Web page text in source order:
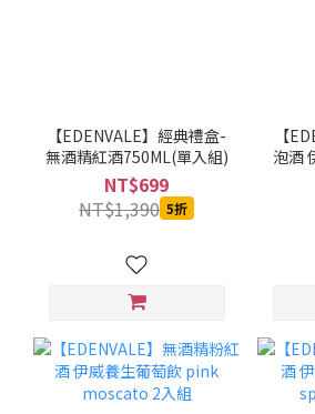
【EDENVALE】經典禮盒-
無酒精紅酒750ML(單入組)
NT$699
NT$1,390 5折
【
泡酒